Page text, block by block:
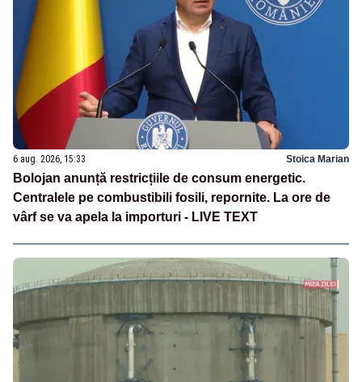
6 aug. 2026, 15:33 Stoica Marian
Bolojan anunță restricțiile de consum energetic.
Centralele pe combustibili fosili, repornite. La ore de
vârf se va apela la importuri - LIVE TEXT